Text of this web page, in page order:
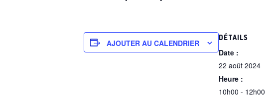
AJOUTER AU CALENDRIER
DÉTAILS
Date :
22 août 2024
Heure :
10h00 - 12h00